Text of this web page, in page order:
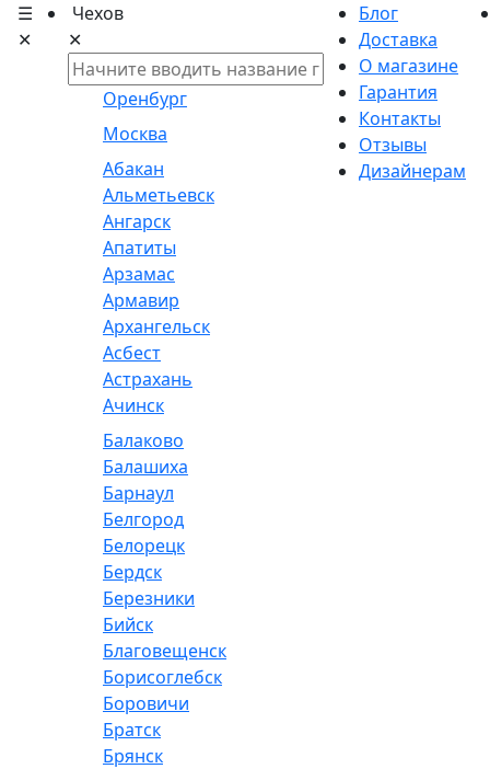
☰
✕
Чехов
✕
Оренбург
Москва
Абакан
Альметьевск
Ангарск
Апатиты
Арзамас
Армавир
Архангельск
Асбест
Астрахань
Ачинск
Балаково
Балашиха
Барнаул
Белгород
Белорецк
Бердск
Березники
Бийск
Благовещенск
Борисоглебск
Боровичи
Братск
Брянск
Блог
Доставка
О магазине
Гарантия
Контакты
Отзывы
Дизайнерам